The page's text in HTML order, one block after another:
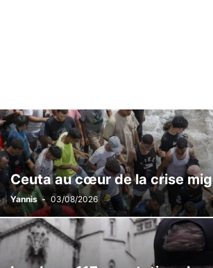
Ceuta au cœur de la crise
Yannis - 03/08/2026